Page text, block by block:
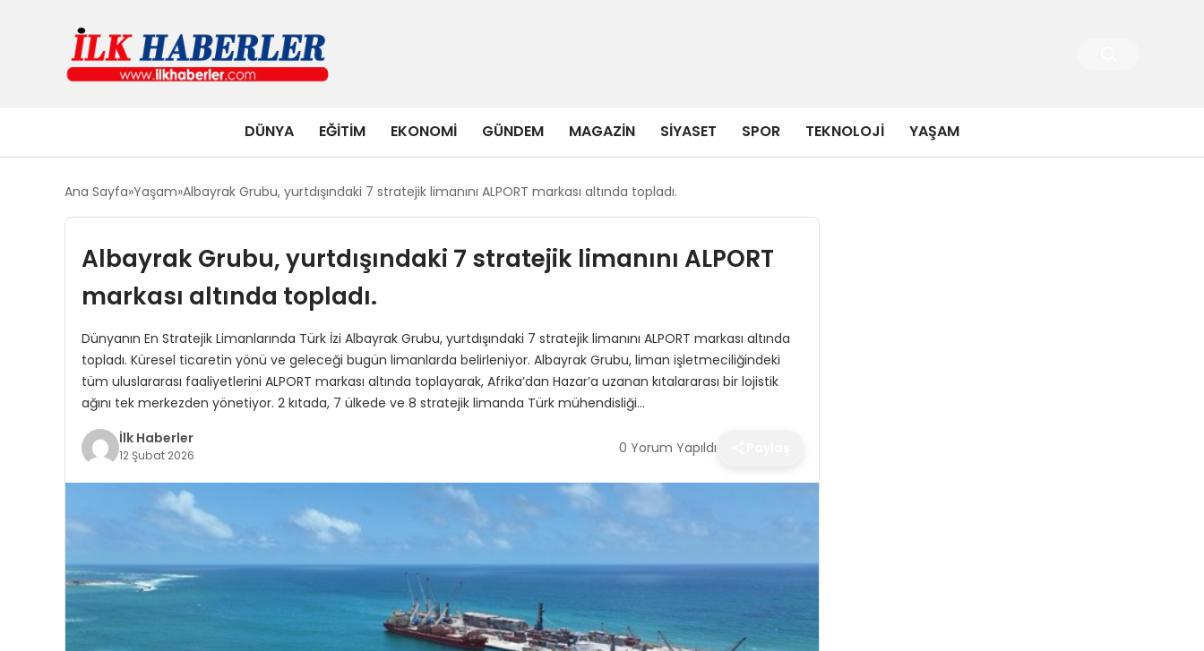
DÜNYA EĞITIM EKONOMI GÜNDEM MAGAZIN SIYASET SPOR TEKNOLOJI YAŞAM
Ana Sayfa Yaşam Albayrak Grubu, yurtdışındaki 7 stratejik limanını ALPORT markası altında topladı.
Albayrak Grubu, yurtdışındaki 7 stratejik limanını ALPORT
markası altında topladı.
Dünyanın En Stratejik Limanlarında Türk İzi Albayrak Grubu, yurtdışındaki 7 stratejik limanını ALPORT markası altında
topladı. Küresel ticaretin yönü ve geleceği bugün limanlarda belirleniyor. Albayrak Grubu, liman işletmeciliğindeki
tüm uluslararası faaliyetlerini ALPORT markası altında toplayarak, Afrika’dan Hazar’a uzanan kıtalararası bir lojistik
ağını tek merkezden yönetiyor. 2 kıtada, 7 ülkede ve 8 stratejik limanda Türk mühendisliği…
İlk Haberler
12 Şubat 2026 0 Yorum Yapıldı